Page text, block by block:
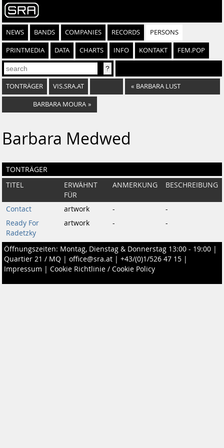
NEWS BANDS COMPANIES RECORDS PERSONS
PRINTMEDIA DATA CHARTS INFO KONTAKT FEM.POP
TONTRÄGER VIS.SRA.AT « BARBARA LUST
BARBARA MOURA »
Barbara Medwed
TONTRÄGER
TITEL
ERWÄHNT
FÜR
ANMERKUNG BESCHREIBUNG
Contact artwork -
-
Ready For
Radetzky
artwork - -
Öffnungszeiten: Montag, Dienstag & Donnerstag 13:00 - 19:00 |
Quartier 21 / MQ | office@sra.at | +43/(0)1/526 47 15 |
Impressum | Cookie Richtlinie / Cookie Policy